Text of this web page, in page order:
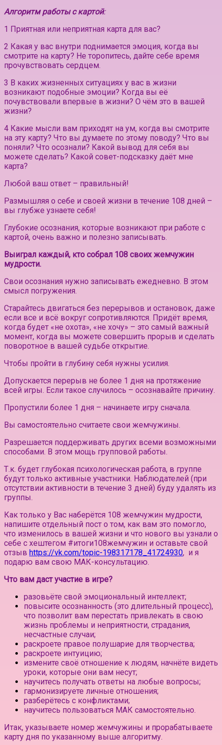
Алгоритм работы с картой:
1 Приятная или неприятная карта для вас?
2 Какая у вас внутри поднимается эмоция, когда вы
смотрите на карту? Не торопитесь, дайте себе время
прочувствовать сердцем.
3 В каких жизненных ситуациях у вас в жизни
возникают подобные эмоции? Когда вы её
почувствовали впервые в жизни? О чём это в вашей
жизни?
4 Какие мысли вам приходят на ум, когда вы смотрите
на эту карту? Что вы думаете по этому поводу? Что вы
поняли? Что осознали? Какой вывод для себя вы
можете сделать? Какой совет-подсказку даёт мне
карта?
Любой ваш ответ – правильный!
Размышляя о себе и своей жизни в течение 108 дней –
вы глубже узнаете себя!
Глубокие осознания, которые возникают при работе с
картой, очень важно и полезно записывать.⠀
Выиграл каждый, кто собрал 108 своих жемчужин
мудрости.
Свои осознания нужно записывать ежедневно. В этом
смысл погружения.
Старайтесь двигаться без перерывов и остановок, даже
если все и всё вокруг сопротивляются. Придёт время,
когда будет «не охота», «не хочу» – это самый важный
момент, когда вы можете совершить прорыв и сделать
поворотное в вашей судьбе открытие.
Чтобы пройти в глубину себя нужны усилия.
Допускается перерыв не более 1 дня на протяжение
всей игры. Если такое случилось – осознавайте причину.
Пропустили более 1 дня – начинаете игру сначала.
Вы самостоятельно считаете свои жемчужины.
Разрешается поддерживать других всеми возможными
способами. В этом мощь групповой работы.
Т.к. будет глубокая психологическая работа, в группе
будут только активные участники. Наблюдателей (при
отсутствии активности в течение 3 дней) буду удалять из
группы.⠀
Как только у Вас наберётся 108 жемчужин мудрости,
напишите отдельный пост о том, как вам это помогло,
что изменилось в вашей жизни и что нового вы узнали о
себе с хештегом #итоги108жемчужин и оставьте свой
отзыв https://vk.com/topic-198317178_41724930, и я
подарю вам свою МАК-консультацию.
Что вам даст участие в игре?
разовьёте свой эмоциональный интеллект;
повысите осознанность (это длительный процесс),
что позволит вам перестать привлекать в свою
жизнь проблемы и неприятности, страдания,
несчастные случаи;
раскроете правое полушарие для творчества;
раскроете интуицию;
измените своё отношение к людям, начнёте видеть
уроки, которые они вам несут;
научитесь получать ответы на любые вопросы;
гармонизируете личные отношения;
разберётесь с конфликтами;
научитесь пользоваться МАК самостоятельно.
Итак, указываете номер жемчужины и прорабатываете
карту дня по указанному выше алгоритму.